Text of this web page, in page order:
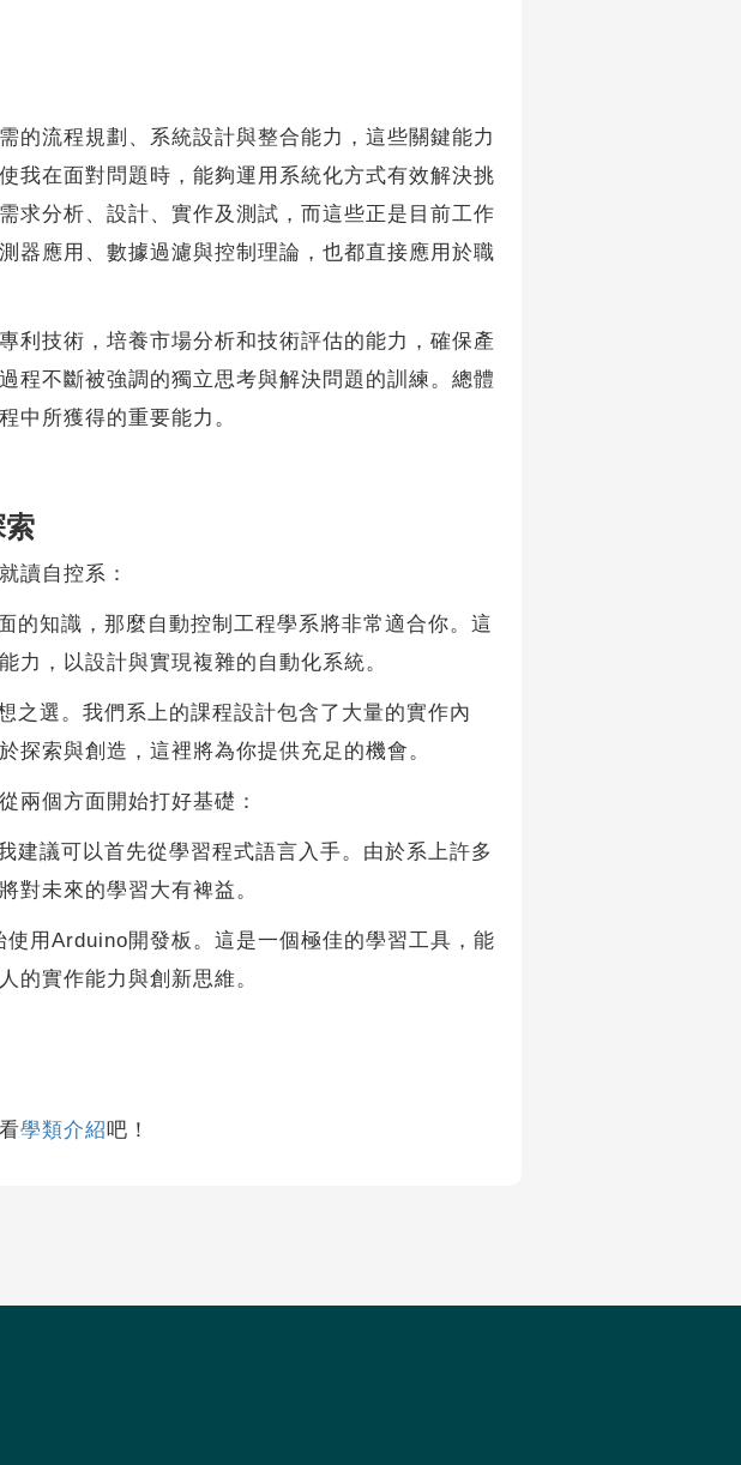
流程規劃、系統設計與整合能力，這些關鍵能力
我在面對問題時，能夠運用系統化方式有效解決挑
求分析、設計、實作及測試，而這些正是目前工作
器應用、數據過濾與控制理論，也都直接應用於職
技術，培養市場分析和技術評估的能力，確保產
程不斷被強調的獨立思考與解決問題的訓練。總體
中所獲得的重要能力。
讀自控系：
知識，那麼自動控制工程學系將非常適合你。這
力，以設計與實現複雜的自動化系統。
選。我們系上的課程設計包含了大量的實作內
索與創造，這裡將為你提供充足的機會。
個方面開始打好基礎：
議可以首先從學習程式語言入手。由於系上許多
對未來的學習大有裨益。
Arduino開發板。這是一個極佳的學習工具，能
的實作能力與創新思維。
學類介紹吧！